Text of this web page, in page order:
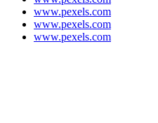
www.pexels.com
www.pexels.com
www.pexels.com